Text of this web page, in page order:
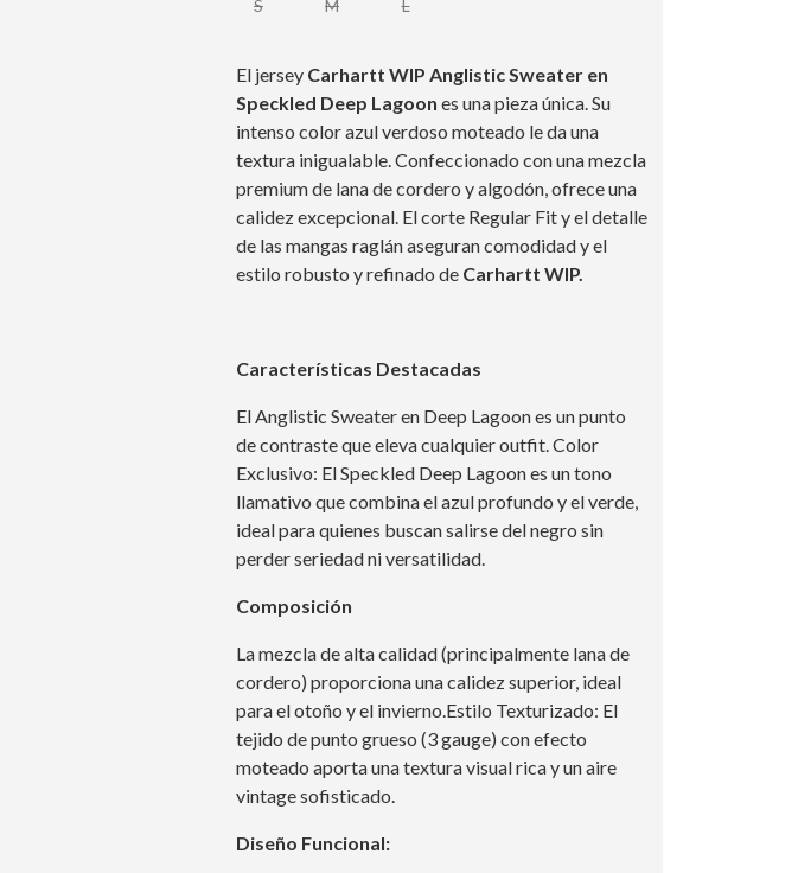
S M L
El jersey Carhartt WIP Anglistic Sweater en
Speckled Deep Lagoon es una pieza única. Su
intenso color azul verdoso moteado le da una
textura inigualable. Confeccionado con una mezcla
premium de lana de cordero y algodón, ofrece una
calidez excepcional. El corte Regular Fit y el detalle
de las mangas raglán aseguran comodidad y el
estilo robusto y refinado de Carhartt WIP.
Características Destacadas
El Anglistic Sweater en Deep Lagoon es un punto
de contraste que eleva cualquier outfit. Color
Exclusivo: El Speckled Deep Lagoon es un tono
llamativo que combina el azul profundo y el verde,
ideal para quienes buscan salirse del negro sin
perder seriedad ni versatilidad.
Composición
La mezcla de alta calidad (principalmente lana de
cordero) proporciona una calidez superior, ideal
para el otoño y el invierno.Estilo Texturizado: El
tejido de punto grueso (3 gauge) con efecto
moteado aporta una textura visual rica y un aire
vintage sofisticado.
Diseño Funcional: